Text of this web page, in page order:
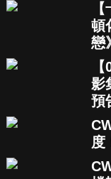
頓
戀
影
預
度